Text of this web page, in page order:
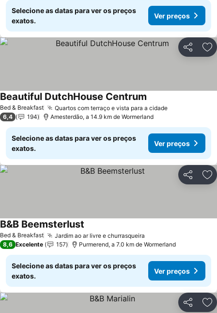
Selecione as datas para ver os preços
exatos.
Ver preços
Partilhar
Bed & Breakfast Quartos com terraço e vista para a cidadeVer preços
Beautiful DutchHouse Centrum
6,4 194 Amesterdão, a 14.9 km de Wormerland
Selecione as datas para ver os preços
exatos.
Ver preços
Partilhar
Bed & Breakfast Jardim ao ar livre e churrasqueira
B&B Beemsterlust
8,6 Excelente 157 Purmerend, a 7.0 km de Wormerland
Selecione as datas para ver os preços
exatos.
Ver preços
Partilhar